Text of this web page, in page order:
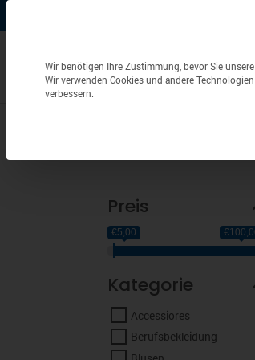
Preis
€5,00
Kategorie
Accessiores
Berufsbekleidung
Datenschutzeinstellungen
Wir benötigen Ihre Zustimmung, bevor Sie
Wir verwenden Cookies und andere
verbessern.